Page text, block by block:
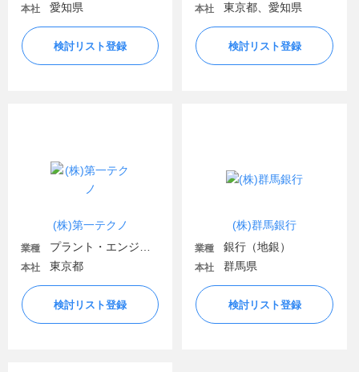
本社 愛知県
検討リスト登録
本社 東京都、愛知県
検討リスト登録
(株)第一テクノ
業種
本社 東京都
検討リスト登録
(株)群馬銀行
業種 銀行（地銀）
本社 群馬県
検討リスト登録